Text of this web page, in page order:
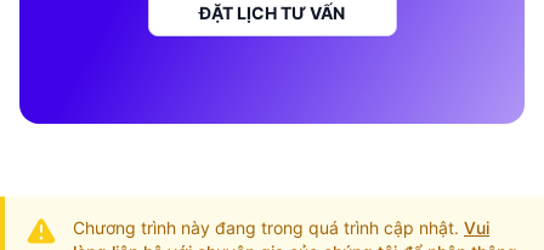
ĐẶT LỊCH TƯ VẤN
Chương trình này đang trong quá trình cập nhật. Vui